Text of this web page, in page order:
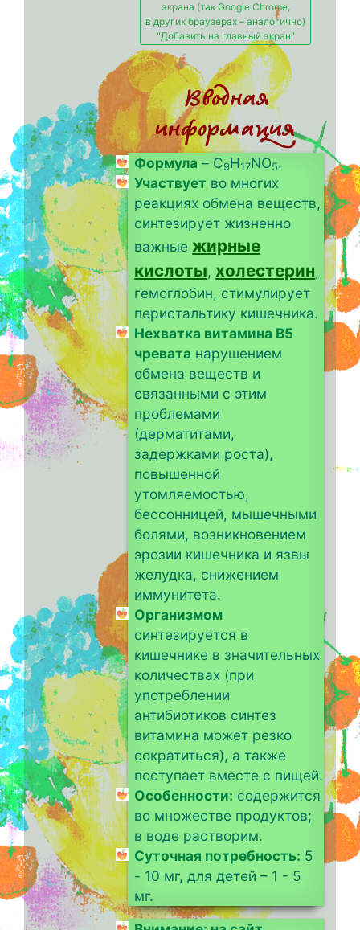
экрана (так Google Chrome,
в других браузерах – аналогично)
"Добавить на главный экран"
Вводная
информация
Формула – C9H17NO5.
Участвует во многих
реакциях обмена веществ,
синтезирует жизненно
важные жирные
кислоты, холестерин,
гемоглобин, стимулирует
перистальтику кишечника.
Нехватка витамина B5
чревата нарушением
обмена веществ и
связанными с этим
проблемами
(дерматитами,
задержками роста),
повышенной
утомляемостью,
бессонницей, мышечными
болями, возникновением
эрозии кишечника и язвы
желудка, снижением
иммунитета.
Организмом
синтезируется в
кишечнике в значительных
количествах (при
употреблении
антибиотиков синтез
витамина может резко
сократиться), а также
поступает вместе с пищей.
Особенности: содержится
во множестве продуктов;
в воде растворим.
Суточная потребность: 5
- 10 мг, для детей – 1 - 5
мг.